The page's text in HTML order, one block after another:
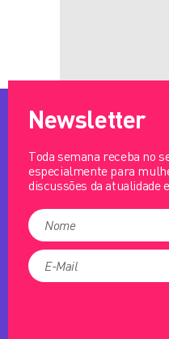
Newsletter
Toda semana receba no
especialmente para
discussões da atualidade